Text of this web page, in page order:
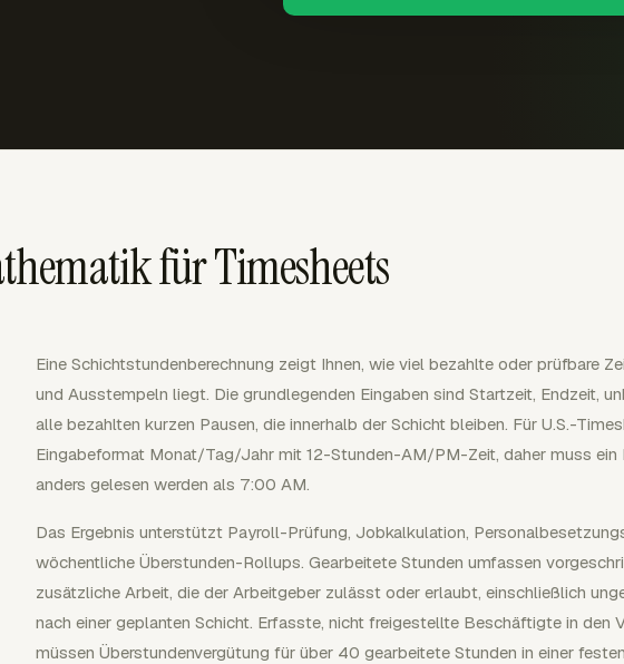
für Timesheets
Eine Schichtstundenberechnung zeigt Ihnen, wie viel bezahlte oder prüfbare
und Ausstempeln liegt. Die grundlegenden Eingaben sind Startzeit, Endzeit,
alle bezahlten kurzen Pausen, die innerhalb der Schicht bleiben. Für U.S.-
Eingabeformat Monat/Tag/Jahr mit 12-Stunden-AM/PM-Zeit, daher muss ein
anders gelesen werden als 7:00 AM.
Das Ergebnis unterstützt Payroll-Prüfung, Jobkalkulation,
wöchentliche Überstunden-Rollups. Gearbeitete Stunden umfassen
zusätzliche Arbeit, die der Arbeitgeber zulässt oder erlaubt, einschließlich
nach einer geplanten Schicht. Erfasste, nicht freigestellte Beschäftigte in den
müssen Überstundenvergütung für über 40 gearbeitete Stunden in einer